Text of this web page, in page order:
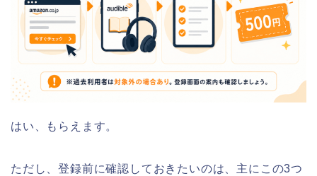
はい、もらえます。
ただし、登録前に確認しておきたいのは、主にこの3つ